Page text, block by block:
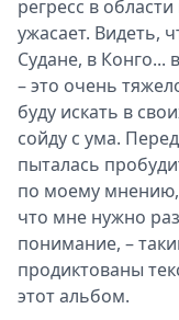
регресс в
ужасает. Видеть,
Судане, в Конго...
– это очень
буду искать в
сойду с ума.
пыталась
по моему мнению,
что мне нужно
понимание, –
продиктованы
этот альбом.